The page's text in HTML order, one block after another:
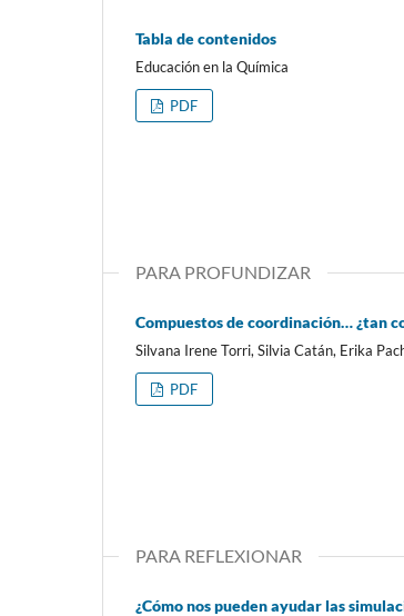
Tabla de contenidos
Educación en la Química
PDF
PARA PROFUNDIZAR
Compuestos de coordinación… ¿tan
Silvana Irene Torri, Silvia Catán, Erika
PDF
PARA REFLEXIONAR
¿Cómo nos pueden ayudar las